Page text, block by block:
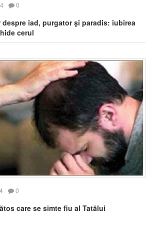
0
iad, purgator şi paradis: iubirea
cerul
0
care se simte fiu al Tatălui